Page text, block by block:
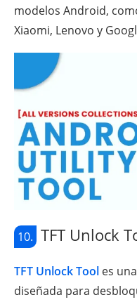
modelos Android,
Xiaomi, Lenovo y
10. TFT Unlock
TFT Unlock Tool es
diseñada para